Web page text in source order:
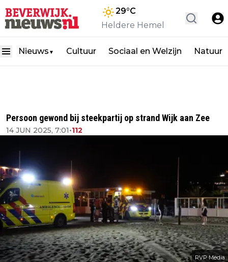
29°C
Heldere Hemel
Nieuws ▼ Cultuur Sociaal en Welzijn Natuur
Persoon gewond bij steekpartij op strand Wijk aan Zee
14 JUN 2025, 7:01•112
RVP Media